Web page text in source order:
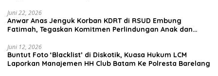
Juni 22, 2026
Anwar Anas Jenguk Korban KDRT di RSUD Embung
Fatimah, Tegaskan Komitmen Perlindungan Anak dan
Juni 12, 2026
Buntut Foto ‘Blacklist’ di Diskotik, Kuasa Hukum LCM
Laporkan Manajemen HH Club Batam Ke Polresta Barelang